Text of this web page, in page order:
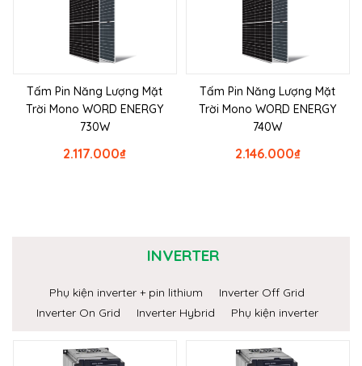
Tấm Pin Năng Lượng Mặt
Trời Mono WORD ENERGY
730W
₫
2.117.000
Tấm Pin Năng Lượng Mặt
Trời Mono WORD ENERGY
740W
₫
2.146.000
INVERTER
Phụ kiện inverter + pin lithium
Inverter Off Grid
Inverter On Grid
Inverter Hybrid Phụ kiện inverter